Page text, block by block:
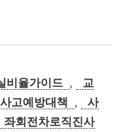
비율가이드 ,
교
사고예방대책 ,
사
좌회전차로직진사